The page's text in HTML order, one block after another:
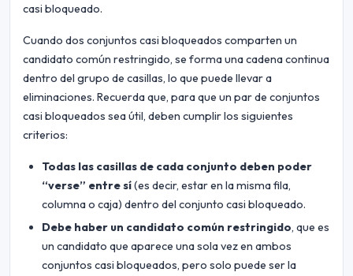
casi bloqueado.
Cuando dos conjuntos casi bloqueados comparten un
candidato común restringido, se forma una cadena continua
dentro del grupo de casillas, lo que puede llevar a
eliminaciones. Recuerda que, para que un par de conjuntos
casi bloqueados sea útil, deben cumplir los siguientes
criterios:
Todas las casillas de cada conjunto deben poder
“verse” entre sí(es decir, estar en la misma fila,
columna o caja) dentro del conjunto casi bloqueado.
Debe haber un candidato común restringido, que es
un candidato que aparece una sola vez en ambos
conjuntos casi bloqueados, pero solo puede ser la